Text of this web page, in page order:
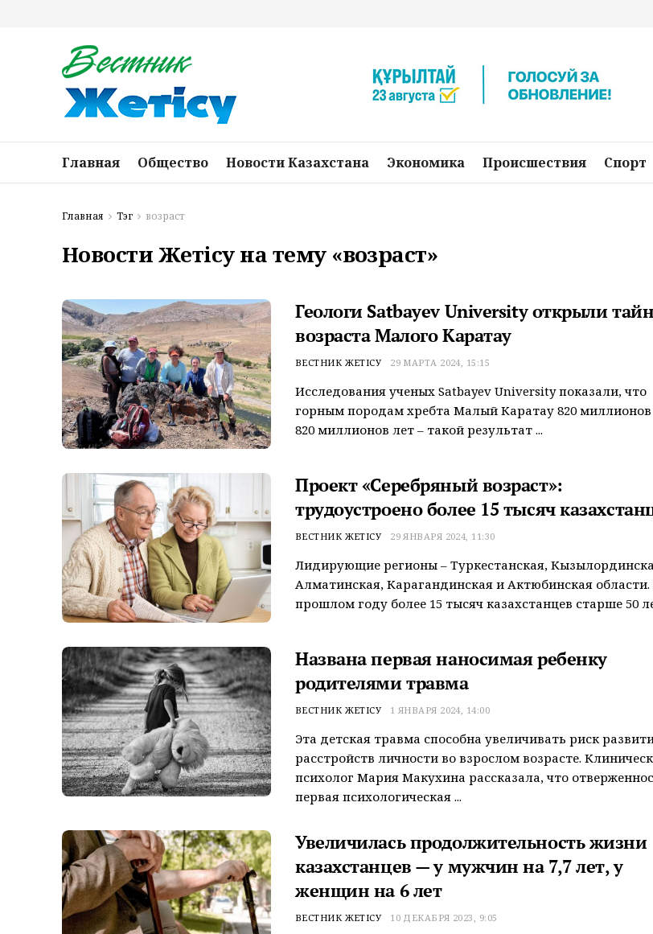
Главная Общество Новости Казахстана Экономика Происшествия Спорт
Главная Тэг возраст
Новости Жетісу на тему «возраст»
Геологи Satbayev University открыли
возраста Малого Каратау
ВЕСТНИК ЖЕТІСУ 29 МАРТА 2024, 15:15
Исследования ученых Satbayev University показали, что
горным породам хребта Малый Каратау 820 миллионов
820 миллионов лет – такой результат ...
Проект «Серебряный возраст»:
трудоустроено более 15 тысяч
ВЕСТНИК ЖЕТІСУ 29 ЯНВАРЯ 2024, 11:30
Лидирующие регионы – Туркестанская,
Алматинская, Карагандинская и Актюбинская области.
прошлом году более 15 тысяч казахстанцев старше 50
Названа первая наносимая ребенку
родителями травма
ВЕСТНИК ЖЕТІСУ 1 ЯНВАРЯ 2024, 14:00
Эта детская травма способна увеличивать риск
расстройств личности во взрослом возрасте.
психолог Мария Макухина рассказала, что
первая психологическая ...
Увеличилась продолжительность жизни
казахстанцев — у мужчин на 7,7 лет, у
женщин на 6 лет
ВЕСТНИК ЖЕТІСУ 10 ДЕКАБРЯ 2023, 9:05